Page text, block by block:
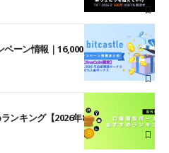
ーン情報｜16,000円口座開設ボーナ
ンキング【2026年8月最新】